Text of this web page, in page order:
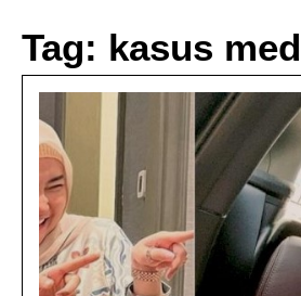
Button
Tag: kasus